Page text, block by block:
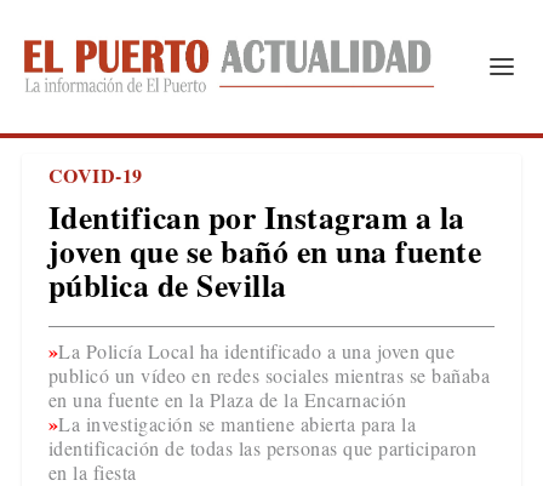
COVID-19
Identifican por Instagram a la
joven que se bañó en una fuente
pública de Sevilla
La Policía Local ha identificado a una joven que
publicó un vídeo en redes sociales mientras se bañaba
en una fuente en la Plaza de la Encarnación
La investigación se mantiene abierta para la
identificación de todas las personas que participaron
en la fiesta